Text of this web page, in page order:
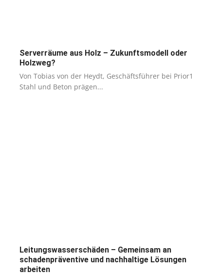
Serverräume aus Holz – Zukunftsmodell oder
Holzweg?
Von Tobias von der Heydt, Geschäftsführer bei Prior1
Stahl und Beton prägen...
Leitungswasserschäden – Gemeinsam an
schadenpräventive und nachhaltige Lösungen
arbeiten